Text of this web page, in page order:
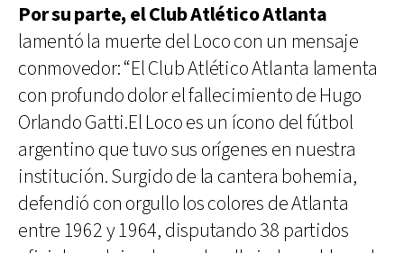
Por su parte, el Club Atlético Atlanta
lamentó la muerte delLoco con un mensaje
conmovedor: “El Club Atlético Atlanta lamenta
con profundo dolor el fallecimiento de Hugo
Orlando Gatti.El Loco es un ícono del fútbol
argentino que tuvo sus orígenes en nuestra
institución. Surgido de la cantera bohemia,
defendió con orgullo los colores de Atlanta
entre 1962 y 1964, disputando 38 partidos